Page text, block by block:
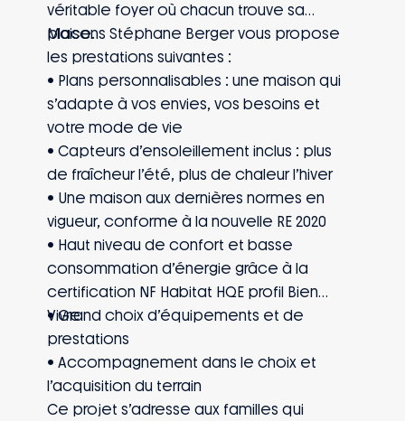
véritable foyer où chacun trouve sa
place.
Maisons Stéphane Berger vous propose
les prestations suivantes :
• Plans personnalisables : une maison qui
s’adapte à vos envies, vos besoins et
votre mode de vie
• Capteurs d’ensoleillement inclus : plus
de fraîcheur l’été, plus de chaleur l’hiver
• Une maison aux dernières normes en
vigueur, conforme à la nouvelle RE 2020
• Haut niveau de confort et basse
consommation d’énergie grâce à la
certification NF Habitat HQE profil Bien
Vivre
• Grand choix d’équipements et de
prestations
• Accompagnement dans le choix et
l’acquisition du terrain
Ce projet s’adresse aux familles qui